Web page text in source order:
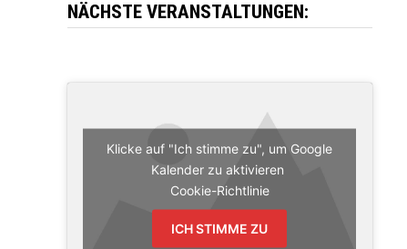
NÄCHSTE VERANSTALTUNGEN:
Klicke auf "Ich stimme zu", um Google
Kalender zu aktivieren
Cookie-Richtlinie
ICH STIMME ZU